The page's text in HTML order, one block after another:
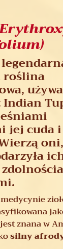
roślina
jej cuda i
znana w
silny